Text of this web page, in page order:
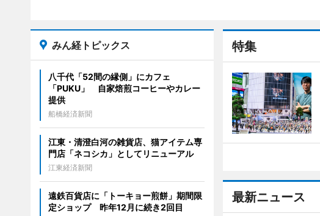
特集
最新ニュース
みん経トピックス
八千代「52間の縁側」にカフェ
「PUKU」 自家焙煎コーヒーやカレー
提供
船橋経済新聞
江東・清澄白河の雑貨店、猫アイテム専
門店「ネコシカ」としてリニューアル
江東経済新聞
遠鉄百貨店に「トーキョー煎餅」期間限
定ショップ 昨年12月に続き2回目